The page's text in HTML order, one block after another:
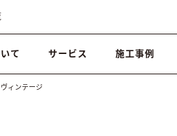
て サービス 施工事例
ヴィンテージ